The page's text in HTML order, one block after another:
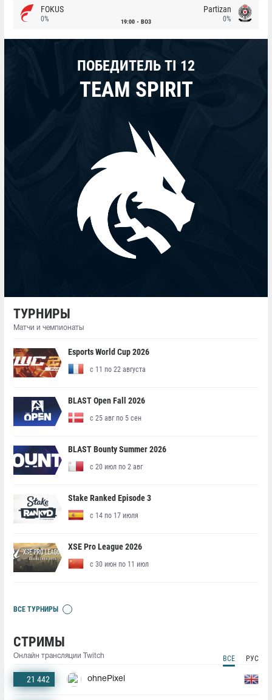
FOKUS
0% 19:00 BO3
Partizan
0%
ПОБЕДИТЕЛЬ TI 12
TEAM SPIRIT
ТУРНИРЫ
Матчи и чемпионаты
Esports World Cup 2026
с 11 по 22 августа
BLAST Open Fall 2026
с 25 авг по 5 сен
BLAST Bounty Summer 2026
с 20 июл по 2 авг
Stake Ranked Episode 3
с 14 по 17 июля
XSE Pro League 2026
с 30 июн по 11 июл
ВСЕ ТУРНИРЫ
СТРИМЫ
Онлайн трансляции Twitch ВСЕ РУС
21 442 ohnePixel